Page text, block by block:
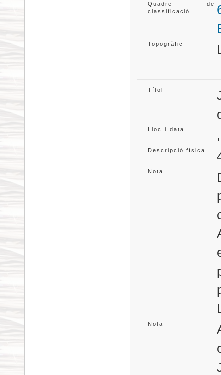
Quadre de
classificació
Topogràfic
Títol
Lloc i data
Descripció física
Nota
Nota